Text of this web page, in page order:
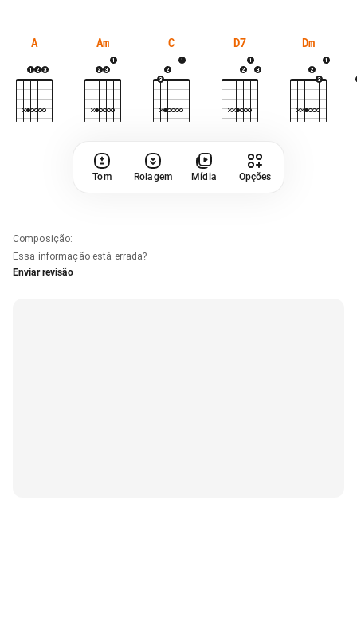
A Am C D7 Dm
Tom Rolagem Mídia Opções
Composição:
Essa informação está errada?
Enviar revisão